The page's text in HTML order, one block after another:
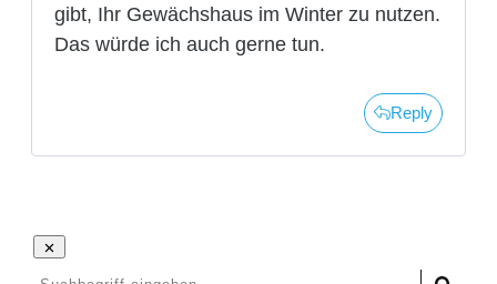
gibt, Ihr Gewächshaus im Winter zu nutzen.
Das würde ich auch gerne tun.
Reply